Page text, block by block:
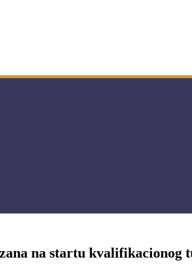
na startu kvalifikacionog